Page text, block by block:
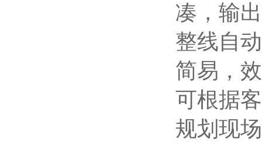
凑，输
整线自
简易，
可根据
规划现